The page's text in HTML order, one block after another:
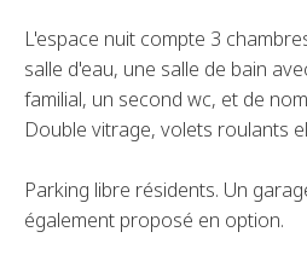
L'espace nuit compte 3
salle d'eau, une salle de bain
familial, un second wc, et de
Double vitrage, volets roulants
Parking libre résidents. Un
également proposé en option.